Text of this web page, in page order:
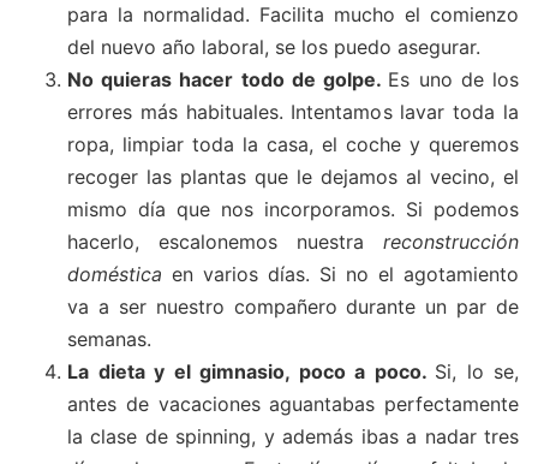
para la normalidad. Facilita mucho el comienzo
del nuevo año laboral, se los puedo asegurar.
No quieras hacer todo de golpe. Es uno de los
errores más habituales. Intentamos lavar toda la
ropa, limpiar toda la casa, el coche y queremos
recoger las plantas que le dejamos al vecino, el
mismo día que nos incorporamos. Si podemos
hacerlo, escalonemos nuestra reconstrucción
doméstica en varios días. Si no el agotamiento
va a ser nuestro compañero durante un par de
semanas.
La dieta y el gimnasio, poco a poco. Si, lo se,
antes de vacaciones aguantabas perfectamente
la clase de spinning, y además ibas a nadar tres